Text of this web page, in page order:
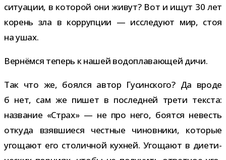
ситу­а­ции, в кото­рой они живут? Вот и ищут 30 лет
корень зла в кор­руп­ции — иссле­дуют мир, стоя
на ушах.
Вернёмся теперь к нашей водо­пла­ва­ю­щей дичи.
Так что же, боялся автор Гусинского? Да вроде
б нет, сам же пишет в послед­ней трети тек­ста:
назва­ние «Страх» — не про него, боятся невесть
откуда взяв­ши­еся чест­ные чинов­ники, кото­рые
уго­щают его сто­лич­ной кух­ней. Угощают в дие­ти­